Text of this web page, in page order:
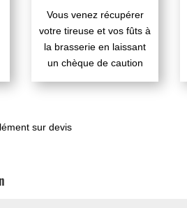
Vous venez récupérer
votre tireuse et vos fûts à
la brasserie en laissant
un chèque de caution
sur devis